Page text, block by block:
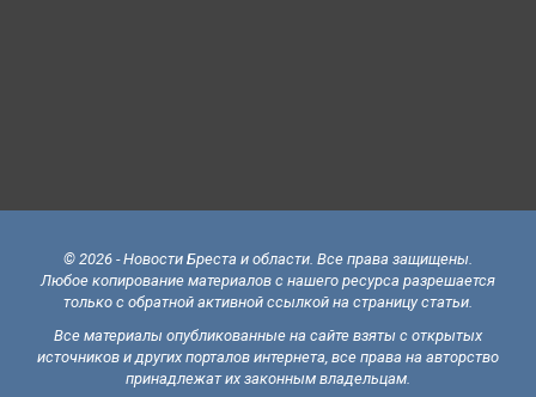
© 2026 - Новости Бреста и области. Все права защищены.
Любое копирование материалов с нашего ресурса разрешается
только с обратной активной ссылкой на страницу статьи.
Все материалы опубликованные на сайте взяты с открытых
источников и других порталов интернета, все права на авторство
принадлежат их законным владельцам.